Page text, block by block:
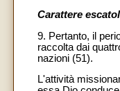
Carattere
9. Pertanto, il
raccolta dai
nazioni (51).
L'attività